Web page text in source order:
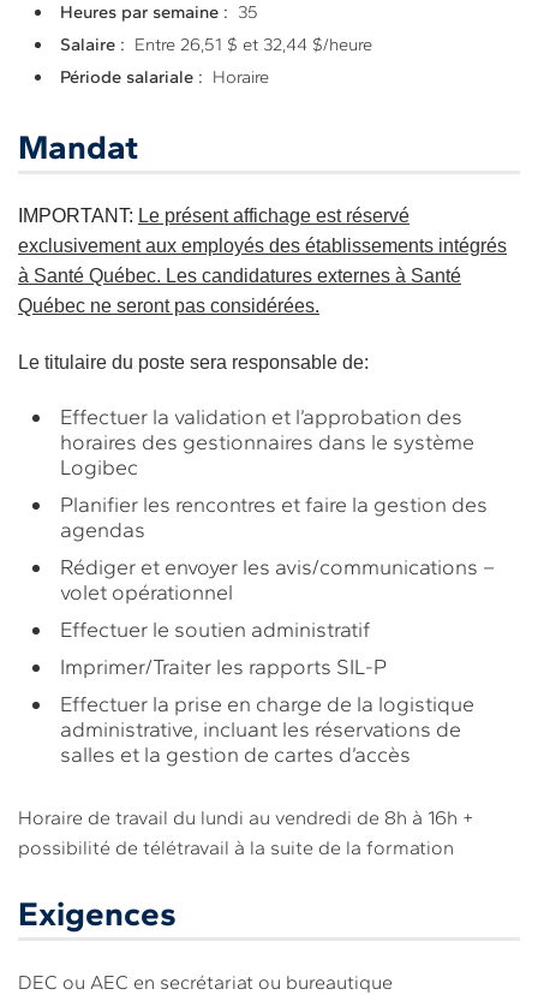
Heures par semaine : 35
Salaire : Entre 26,51 $ et 32,44 $/heure
Période salariale : Horaire
Mandat
IMPORTANT: Le présent affichage est réservé
exclusivement aux employés des établissements intégrés
à Santé Québec. Les candidatures externes à Santé
Québec ne seront pas considérées.
Le titulaire du poste sera responsable de:
Effectuer la validation et l’approbation des
horaires des gestionnaires dans le système
Logibec
Planifier les rencontres et faire la gestion des
agendas
Rédiger et envoyer les avis/communications –
volet opérationnel
Effectuer le soutien administratif
Imprimer/Traiter les rapports SIL-P
Effectuer la prise en charge de la logistique
administrative, incluant les réservations de
salles et la gestion de cartes d’accès
Horaire de travail du lundi au vendredi de 8h à 16h +
possibilité de télétravail à la suite de la formation
Exigences
DEC ou AEC en secrétariat ou bureautique